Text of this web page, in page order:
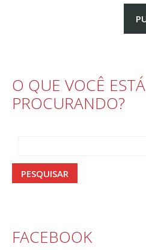
O QUE VOCÊ ESTÁ
PROCURANDO?
FACEBOOK